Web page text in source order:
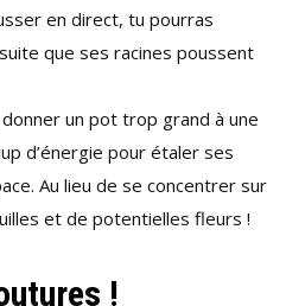
en direct, tu pourras
que ses racines poussent
un pot trop grand à une
d’énergie pour étaler ses
Au lieu de se concentrer sur
et de potentielles fleurs !
!